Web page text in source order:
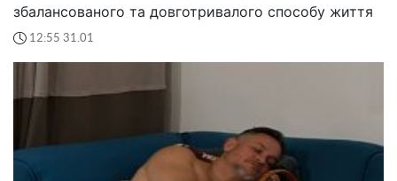
збалансованого та довготривалого способу життя
12:55 31.01